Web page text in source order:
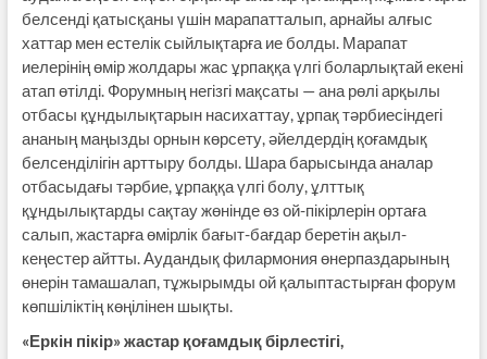
белсенді қатысқаны үшін марапатталып, арнайы алғыс
хаттар мен естелік сыйлықтарға ие болды. Марапат
иелерінің өмір жолдары жас ұрпаққа үлгі боларлықтай екені
атап өтілді. Форумның негізгі мақсаты — ана рөлі арқылы
отбасы құндылықтарын насихаттау, ұрпақ тәрбиесіндегі
ананың маңызды орнын көрсету, әйелдердің қоғамдық
белсенділігін арттыру болды. Шара барысында аналар
отбасыдағы тәрбие, ұрпаққа үлгі болу, ұлттық
құндылықтарды сақтау жөнінде өз ой-пікірлерін ортаға
салып, жастарға өмірлік бағыт-бағдар беретін ақыл-
кеңестер айтты. Аудандық филармония өнерпаздарының
өнерін тамашалап, тұжырымды ой қалыптастырған форум
көпшіліктің көңілінен шықты.
«Еркін пікір» жастар қоғамдық бірлестігі